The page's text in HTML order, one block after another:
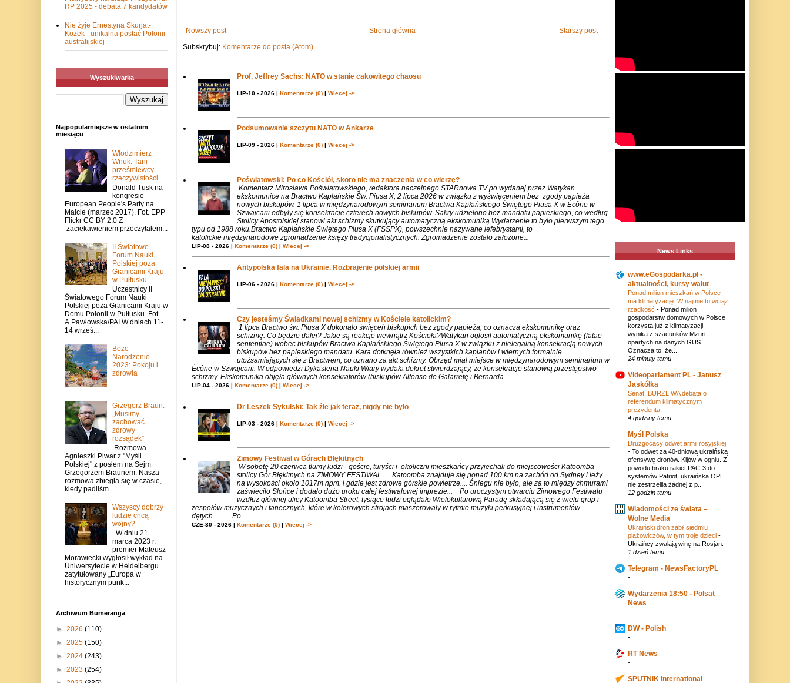
Nowszy post Starszy post
Strona główna
Subskrybuj: Komentarze do posta (Atom)
Prof. Jeffrey Sachs: NATO w stanie cakowitego chaosu
LIP-10 - 2026 | Komentarze (0)| Wiecej ->
Podsumowanie szczytu NATO w Ankarze
LIP-09 - 2026 | Komentarze (0)| Wiecej ->
Poświatowski: Po co Kościół, skoro nie ma znaczenia w co wierzę?
Komentarz Mirosława Poświatowskiego, redaktora naczelnego STARnowa.TV po wydanej przez Watykan
ekskomunice na Bractwo Kapłańskie Św. Piusa X, 2 lipca 2026 w związku z wyświęceniem bez zgody papieża
nowych biskupów. 1 lipca w międzynarodowym seminarium Bractwa Kapłańskiego Świętego Piusa X w Écône w
Szwajcarii odbyły się konsekracje czterech nowych biskupów. Sakry udzielono bez mandatu papieskiego, co według
Stolicy Apostolskiej stanowi akt schizmy skutkujący automatyczną ekskomuniką.Wydarzenie to było pierwszym tego
typu od 1988 roku.Bractwo Kapłańskie Świętego Piusa X (FSSPX), powszechnie nazywane lefebrystami, to
katolickie międzynarodowe zgromadzenie księży tradycjonalistycznych. Zgromadzenie zostało założone...
LIP-08 - 2026 | Komentarze (0)| Wiecej ->
Antypolska fala na Ukrainie. Rozbrajenie polskiej armii
LIP-06 - 2026 | Komentarze (0)| Wiecej ->
Czy jesteśmy Świadkami nowej schizmy w Kościele katolickim?
1 lipca Bractwo św. Piusa X dokonało święceń biskupich bez zgody papieża, co oznacza ekskomunikę oraz
schizmę. Co będzie dalej? Jakie są reakcje wewnątrz Kościoła?Watykan ogłosił automatyczną ekskomunikę (latae
sententiae) wobec biskupów Bractwa Kapłańskiego Świętego Piusa X w związku z nielegalną konsekracją nowych
biskupów bez papieskiego mandatu. Kara dotknęła również wszystkich kapłanów i wiernych formalnie
utożsamiających się z Bractwem, co uznano za akt schizmy. Obrzęd miał miejsce w międzynarodowym seminarium w
Écône w Szwajcarii. W odpowiedzi Dykasteria Nauki Wiary wydała dekret stwierdzający, że konsekracje stanowią przestępstwo
schizmy. Ekskomunika objęła głównych konsekratorów (biskupów Alfonso de Galarretę i Bernarda...
LIP-04 - 2026 | Komentarze (0)| Wiecej ->
Dr Leszek Sykulski: Tak źle jak teraz, nigdy nie było
LIP-03 - 2026 | Komentarze (0)| Wiecej ->
Zimowy Festiwal w Górach Błękitnych
W sobotę 20 czerwca tłumy ludzi - goście, turyści i okoliczni mieszkańcy przyjechali do miejscowości Katoomba -
stolicy Gór Błękitnych na ZIMOWY FESTIWAL .... Katoomba znajduje się ponad 100 km na zachód od Sydney i leży
na wysokości około 1017m npm. i gdzie jest zdrowe górskie powietrze.... Śniegu nie było, ale za to między chmurami
zaświeciło Słońce i dodało dużo uroku całej festiwalowej imprezie... Po uroczystym otwarciu Zimowego Festiwalu
wzdłuż głównej ulicy Katoomba Street, tysiące ludzi oglądało Wielokulturową Paradę składającą się z wielu grup i
zespołów muzycznych i tanecznych, które w kolorowych strojach maszerowały w rytmie muzyki perkusyjnej i instrumentów
dętych.... Po...
CZE-30 - 2026 | Komentarze (0)| Wiecej ->
RP 2025 - debata 7 kandydatów
Nie żyje Ernestyna Skurjat-
Kozek - unikalna postać Polonii
australijskiej
Wyszukiwarka
Najpopularniejsze w ostatnim
miesiącu
Włodzimierz
Wnuk: Tani
prześmiewcy
rzeczywistości
Donald Tusk na
kongresie
European People's Party na
Malcie (marzec 2017). Fot. EPP
Flickr CC BY 2.0 Z
zaciekawieniem przeczytałem...
II Światowe
Forum Nauki
Polskiej poza
Granicami Kraju
w Pułtusku
Uczestnicy II
Światowego Forum Nauki
Polskiej poza Granicami Kraju w
Domu Polonii w Pułtusku. Fot.
A.Pawłowska/PAI W dniach 11-
14 wrześ...
Boże
Narodzenie
2023: Pokoju i
zdrowia
Grzegorz Braun:
„Musimy
zachować
zdrowy
rozsądek”
Rozmowa
Agnieszki Piwar z "Myśli
Polskiej" z posłem na Sejm
Grzegorzem Braunem. Nasza
rozmowa zbiegła się w czasie,
kiedy padliśm...
Wszyscy dobrzy
ludzie chcą
wojny?
W dniu 21
marca 2023 r.
premier Mateusz
Morawiecki wygłosił wykład na
Uniwersytecie w Heidelbergu
zatytułowany „Europa w
historycznym punk...
Archiwum Bumeranga
► 2026 (110)
► 2025 (150)
► 2024 (243)
► 2023 (254)
News Links
www.eGospodarka.pl -
aktualności, kursy walut
Ponad milion mieszkań w Polsce
ma klimatyzację. W najmie to wciąż
rzadkość - Ponad milion
gospodarstw domowych w Polsce
korzysta już z klimatyzacji –
wynika z szacunków Mzuri
opartych na danych GUS.
Oznacza to, że...
24 minuty temu
Videoparlament PL - Janusz
Jaskółka
Senat: BURZLIWA debata o
referendum klimatycznym
prezydenta -
4 godziny temu
Myśl Polska
Druzgocący odwet armii rosyjskiej
- To odwet za 40-dniową ukraińską
ofensywę dronów. Kijów w ogniu. Z
powodu braku rakiet PAC-3 do
systemów Patriot, ukraińska OPL
nie zestrzeliła żadnej z p...
12 godzin temu
Wiadomości ze świata –
Wolne Media
Ukraiński dron zabił siedmiu
plażowiczów, w tym troje dzieci -
Ukraińcy zwalają winę na Rosjan.
1 dzień temu
Telegram - NewsFactoryPL
-
Wydarzenia 18:50 - Polsat
News
-
DW - Polish
-
RT News
-
SPUTNIK International